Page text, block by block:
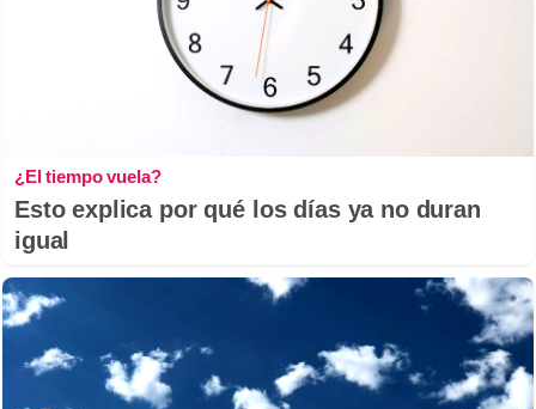
¿El tiempo vuela?
Esto explica por qué los días ya no duran
igual